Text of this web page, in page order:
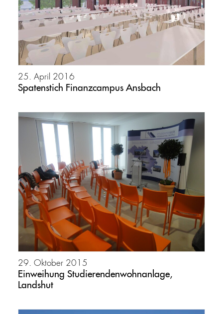
25. April 2016
Spatenstich Finanzcampus Ansbach
29. Oktober 2015
Einweihung Studierendenwohnanlage,
Landshut